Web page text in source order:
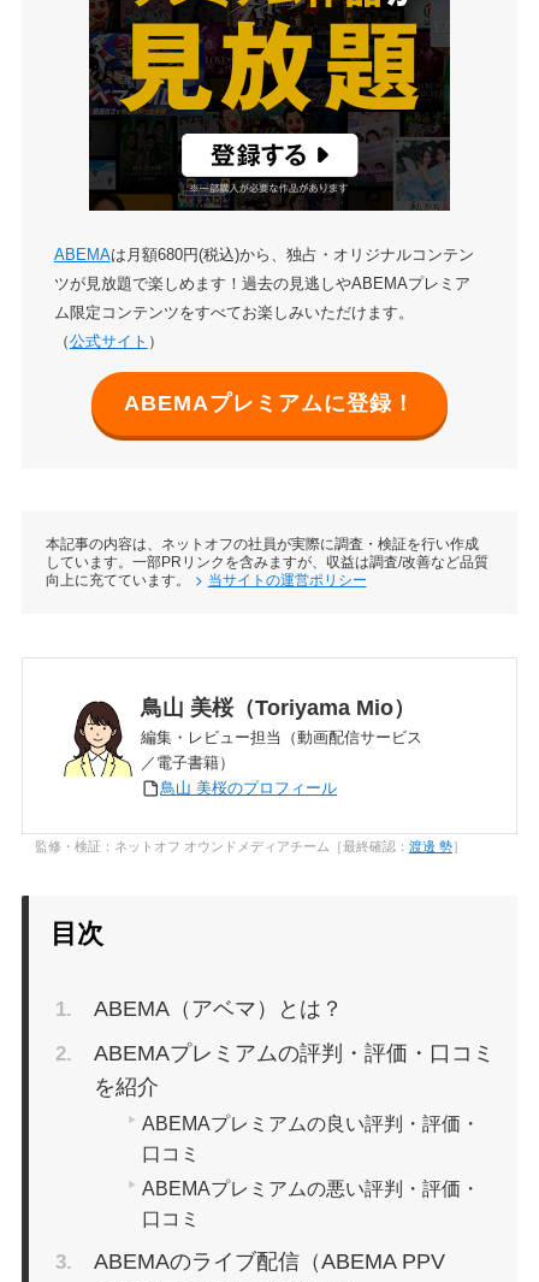
ABEMAは月額680円(税込)から、独占・オリジナルコンテン
ツが見放題で楽しめます！過去の見逃しやABEMAプレミア
ム限定コンテンツをすべてお楽しみいただけます。
（公式サイト ）
ABEMAプレミアムに登録！
本記事の内容は、ネットオフの社員が実際に調査・検証を行い作成
しています。一部PRリンクを含みますが、収益は調査/改善など品質
向上に充てています。
当サイトの運営ポリシー
鳥山 美桜（Toriyama Mio）
編集・レビュー担当（動画配信サービス
／電子書籍）
鳥山 美桜のプロフィール
監修・検証：ネットオフ オウンドメディアチーム［最終確認： 渡邊 勢］
目次
ABEMA（アベマ）とは？
ABEMAプレミアムの評判・評価・口コミ
を紹介
ABEMAプレミアムの良い評判・評価・
口コミ
ABEMAプレミアムの悪い評判・評価・
口コミ
ABEMAのライブ配信（ABEMA PPV